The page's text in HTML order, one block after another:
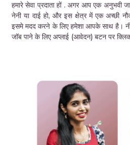
हमारे सेवा प्रदाता हों . अगर आप एक अनुभवी
नेनी या दाई हो, और इस क्षेत्र में एक अच्छी
इसमे मदद करने के लिए हमेशा आपके साथ है।
जॉब पाने के लिए अप्लाई (आवेदन) बटन पर